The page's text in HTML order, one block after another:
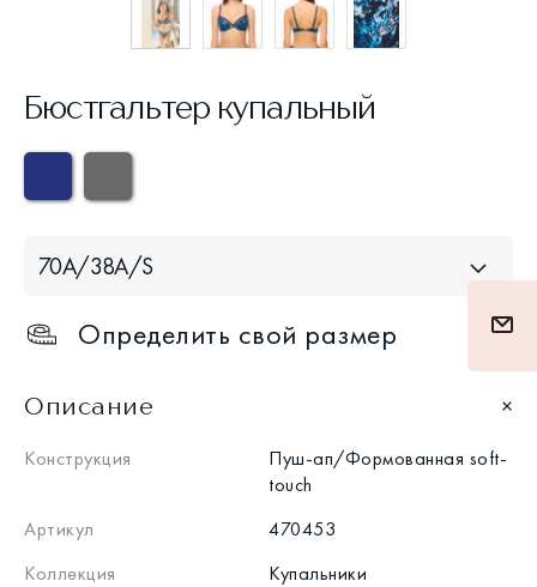
Бюстгальтер купальный
70A/38A/S
Определить свой размер
Описание
Конструкция
Пуш-ап/Формованная soft-
touch
Артикул
470453
Коллекция
Купальники